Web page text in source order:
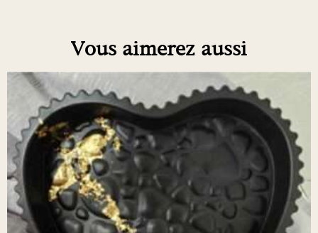
Vous aimerez aussi